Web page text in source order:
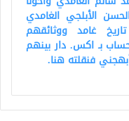
الأبلجي الغامدي
غامد ووثائقهم
بـ اكس. دار بينهم
فنقلته هنا.